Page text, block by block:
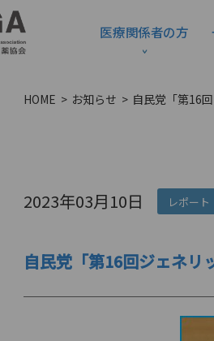
医療関係者の方
HOME お知らせ 自民党「第16
2023年03月10日 レポート
自民党「第16回ジェネリ